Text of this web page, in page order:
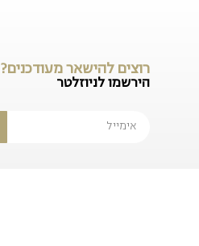
רוצים להישאר מעודכנים?
הירשמו לניוזלטר